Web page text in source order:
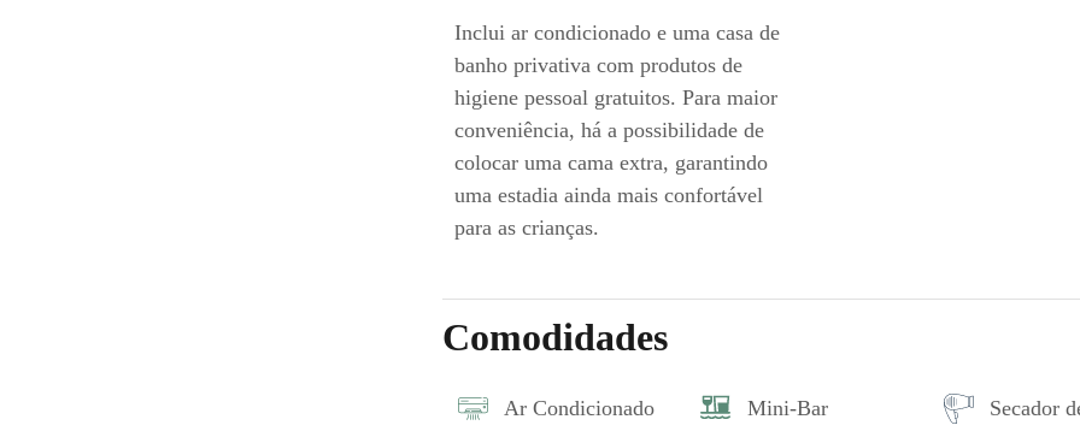
Inclui ar condicionado e uma casa de
banho privativa com produtos de
higiene pessoal gratuitos. Para maior
conveniência, há a possibilidade de
colocar uma cama extra, garantindo
uma estadia ainda mais confortável
para as crianças.
Comodidades
Ar Condicionado Mini-Bar Secador